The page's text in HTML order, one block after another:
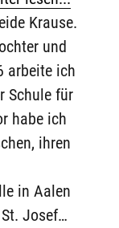
Krause.
und
arbeite ich
Schule für
habe ich
ihren
in Aalen
Josef…